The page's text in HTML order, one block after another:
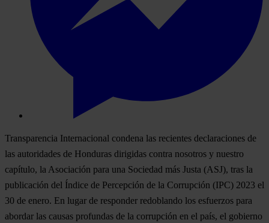
Transparencia Internacional condena las recientes declaraciones de
las autoridades de Honduras dirigidas contra nosotros y nuestro
capítulo, la Asociación para una Sociedad más Justa (ASJ), tras la
publicación del Índice de Percepción de la Corrupción (IPC) 2023 el
30 de enero. En lugar de responder redoblando los esfuerzos para
abordar las causas profundas de la corrupción en el país, el gobierno